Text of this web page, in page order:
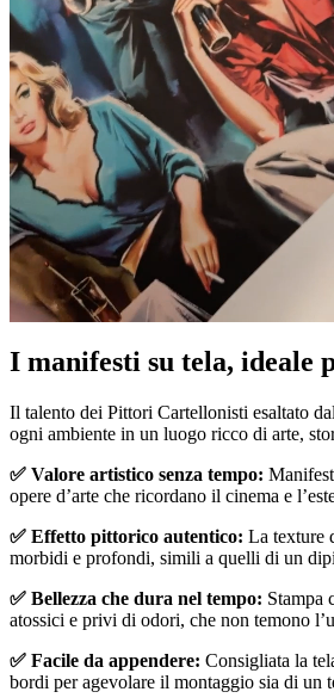
I manifesti su tela, ideale
Il talento dei Pittori Cartellonisti esaltato
ogni ambiente in un luogo ricco di arte,
✅ Valore artistico senza tempo:
opere d’arte che ricordano il cinema e
✅ Effetto pittorico autentico: La texture
morbidi e profondi, simili a quelli di un
✅ Bellezza che dura nel tempo: Stampa
atossici e privi di odori, che non temono
✅ Facile da appendere: Consigliata la
bordi per agevolare il montaggio sia di un